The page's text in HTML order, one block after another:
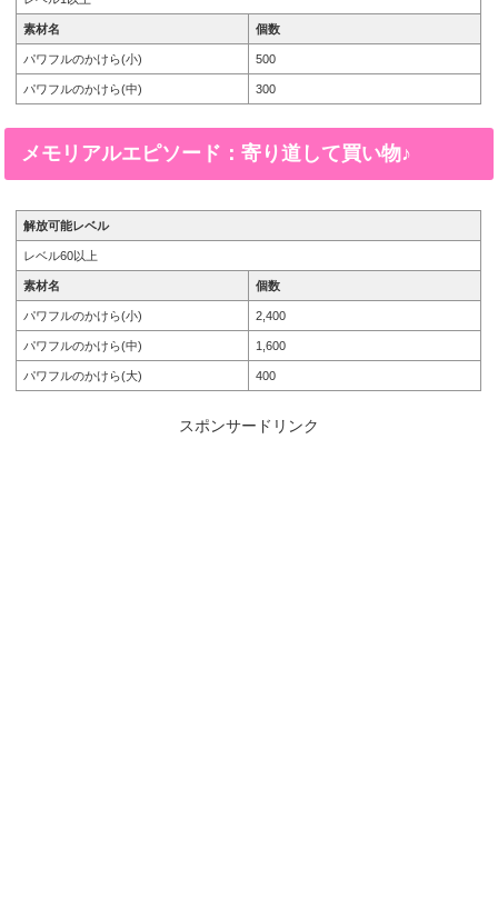
素材名 個数
パワフルのかけら(小) 500
パワフルのかけら(中) 300
メモリアルエピソード：寄り道して買い物♪
解放可能レベル
レベル60以上
素材名 個数
パワフルのかけら(小) 2,400
パワフルのかけら(中) 1,600
パワフルのかけら(大) 400
スポンサードリンク